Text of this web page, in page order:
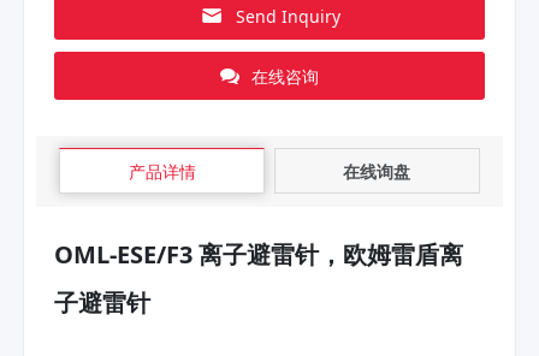
Send Inquiry
在线咨询
产品详情 在线询盘
OML-ESE/F3 离子避雷针，欧姆雷盾离
子避雷针